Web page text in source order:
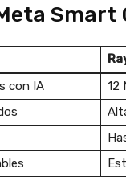
Smart
con IA
12